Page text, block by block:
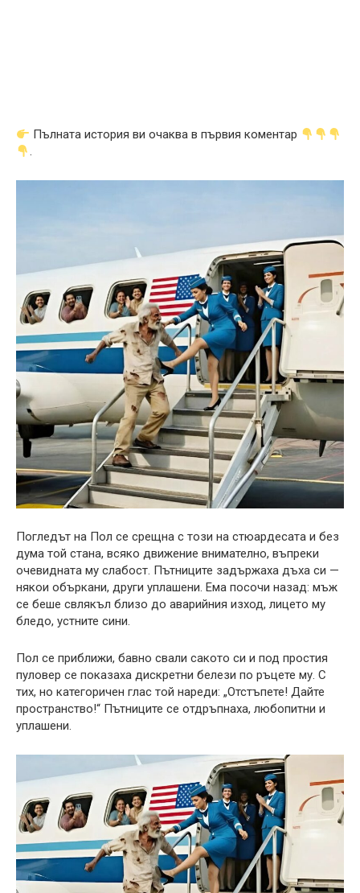
Пълната история ви очаква в първия коментар
.
Погледът на Пол се срещна с този на стюардесата и без
дума той стана, всяко движение внимателно, въпреки
очевидната му слабост. Пътниците задържаха дъха си —
някои объркани, други уплашени. Ема посочи назад: мъж
се беше свлякъл близо до аварийния изход, лицето му
бледо, устните сини.
Пол се приближи, бавно свали сакото си и под простия
пуловер се показаха дискретни белези по ръцете му. С
тих, но категоричен глас той нареди: „Отстъпете! Дайте
пространство!“ Пътниците се отдръпнаха, любопитни и
уплашени.